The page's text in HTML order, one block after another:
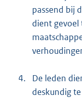
passend bij
dient gevoel
4.
De leden
deskundig